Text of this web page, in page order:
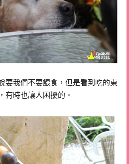
要我們不要餵食，但是看到吃的東
有時也讓人困擾的。